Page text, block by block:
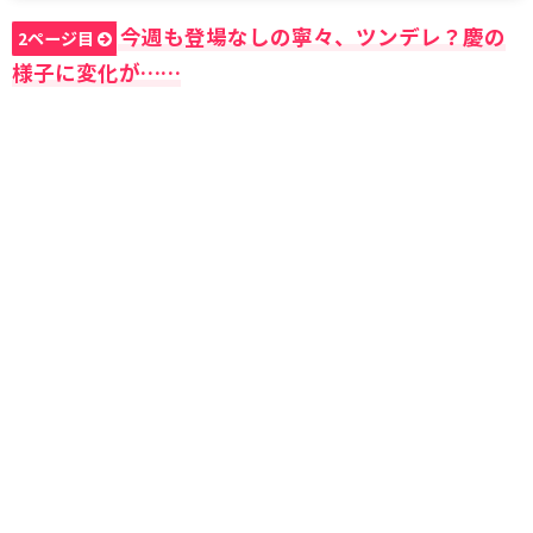
2ページ目
今週も登場なしの寧々、ツンデレ？慶の
様子に変化が……